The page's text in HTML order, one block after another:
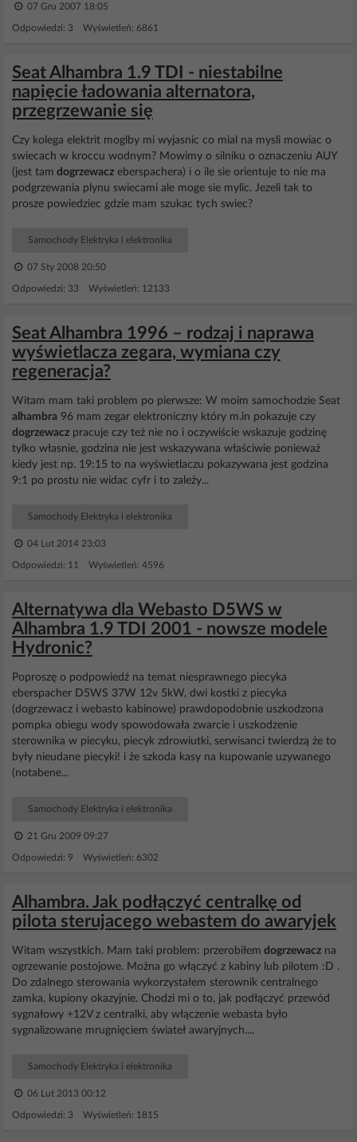
07 Gru 2007 18:05
Odpowiedzi: 3 Wyświetleń: 6861
Seat Alhambra 1.9 TDI - niestabilne
napięcie ładowania alternatora,
przegrzewanie się
Czy kolega elektrit moglby mi wyjasnic co mial na mysli mowiac o
swiecach w kroccu wodnym? Mowimy o silniku o oznaczeniu AUY
(jest tam dogrzewacz eberspachera) i o ile sie orientuje to nie ma
podgrzewania plynu swiecami ale moge sie mylic. Jezeli tak to
prosze powiedziec gdzie mam szukac tych swiec?
Samochody Elektryka i elektronika
07 Sty 2008 20:50
Odpowiedzi: 33 Wyświetleń: 12133
Seat Alhambra 1996 – rodzaj i naprawa
wyświetlacza zegara, wymiana czy
regeneracja?
Witam mam taki problem po pierwsze: W moim samochodzie Seat
alhambra 96 mam zegar elektroniczny który m.in pokazuje czy
dogrzewacz pracuje czy też nie no i oczywiście wskazuje godzinę
tylko własnie, godzina nie jest wskazywana właściwie ponieważ
kiedy jest np. 19:15 to na wyświetlaczu pokazywana jest godzina
9:1 po prostu nie widac cyfr i to zależy...
Samochody Elektryka i elektronika
04 Lut 2014 23:03
Odpowiedzi: 11 Wyświetleń: 4596
Alternatywa dla Webasto D5WS w
Alhambra 1.9 TDI 2001 - nowsze modele
Hydronic?
Poproszę o podpowiedź na temat niesprawnego piecyka
eberspacher D5WS 37W 12v 5kW, dwi kostki z piecyka
(dogrzewacz i webasto kabinowe) prawdopodobnie uszkodzona
pompka obiegu wody spowodowała zwarcie i uszkodzenie
sterownika w piecyku, piecyk zdrowiutki, serwisanci twierdzą że to
były nieudane piecyki! i że szkoda kasy na kupowanie uzywanego
(notabene...
Samochody Elektryka i elektronika
21 Gru 2009 09:27
Odpowiedzi: 9 Wyświetleń: 6302
Alhambra. Jak podłączyć centralkę od
pilota sterujacego webastem do awaryjek
Witam wszystkich. Mam taki problem: przerobiłem dogrzewacz na
ogrzewanie postojowe. Można go włączyć z kabiny lub pilotem :D .
Do zdalnego sterowania wykorzystałem sterownik centralnego
zamka, kupiony okazyjnie. Chodzi mi o to, jak podłączyć przewód
sygnałowy +12V z centralki, aby włączenie webasta było
sygnalizowane mrugnięciem świateł awaryjnych....
Samochody Elektryka i elektronika
06 Lut 2013 00:12
Odpowiedzi: 3 Wyświetleń: 1815